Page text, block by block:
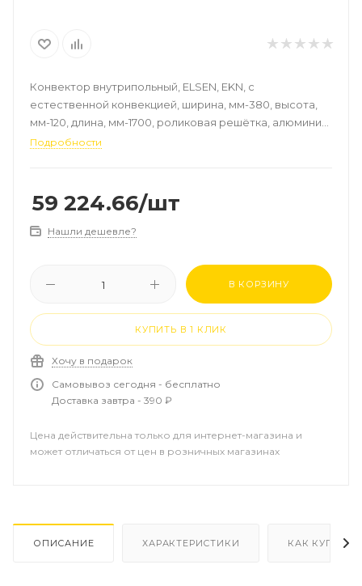
Конвектор внутрипольный, ELSEN, EKN, с
естественной конвекцией, ширина, мм-380, высота,
мм-120, длина, мм-1700, роликовая решётка, алюминий,
цвет-натуральный, рамка-алюминий, мощность, Вт
Подробности
59 224.66/шт
Нашли дешевле?
В КОРЗИНУ
КУПИТЬ В 1 КЛИК
Хочу в подарок
Самовывоз сегодня - бесплатно
Доставка завтра - 390 ₽
Цена действительна только для интернет-магазина и
может отличаться от цен в розничных магазинах
ОПИСАНИЕ ХАРАКТЕРИСТИКИ КАК КУПИТЬ